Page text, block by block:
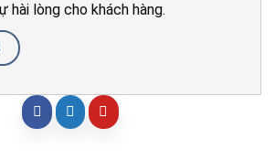
hài lòng cho khách hàng.